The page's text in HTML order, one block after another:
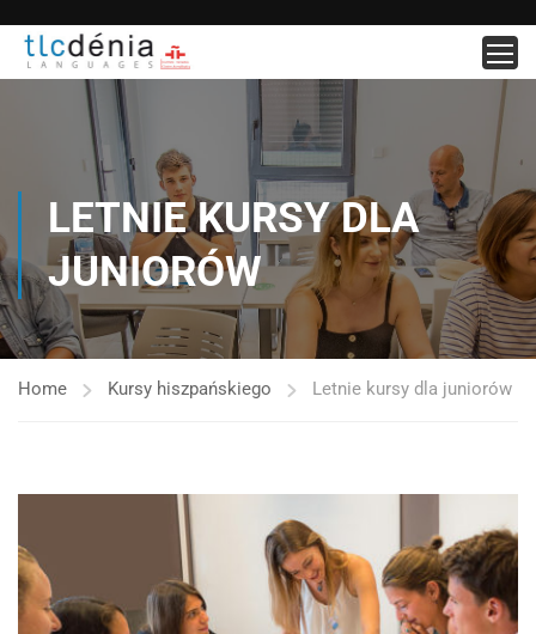
LETNIE KURSY DLA
JUNIORÓW
Home Kursy hiszpańskiego Letnie kursy dla juniorów